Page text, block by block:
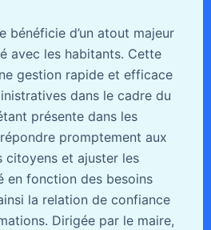
bénéficie d’un atout majeur
avec les habitants. Cette
gestion rapide et efficace
dans le cadre du
présente dans les
promptement aux
citoyens et ajuster les
en fonction des besoins
la relation de confiance
Dirigée par le maire,